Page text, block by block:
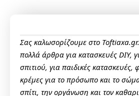
Σας καλωσορίζουμε στο
πολλά άρθρα για κατασκευές DIY,
σπιτιού, για παιδικές κατασκευές,
κρέμες για το πρόσωπο και το
σπίτι, την οργάνωση και τον